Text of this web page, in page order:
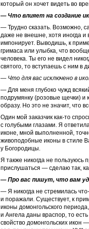
который он хочет видеть во
— Что влияет на создание
— Трудно сказать. Возможно,
даже не внешне, хотя иногда
импонирует. Выводишь, к
гримаса или улыбка, что
человека. Ты его не видел
святого, то вступаешь с ним в
— Что для вас исключено в
— Для меня глубоко чужд
подрумянку (розовые щечки) и
образу. Но это не значит, что
Один мой заказчик как-то
с голубыми глазами. Я
иконе, мной выполненной,
живоподобные иконы в стиле
у Богородицы.
Я также никогда не пользуюсь
прислушаться — сделаю так,
— Про вас пишут, что вам
— Я никогда не стремилась
и поражали. Существует, к
иконы домонгольского
и Ангела даны враспор, то
свойство домонгольских икон